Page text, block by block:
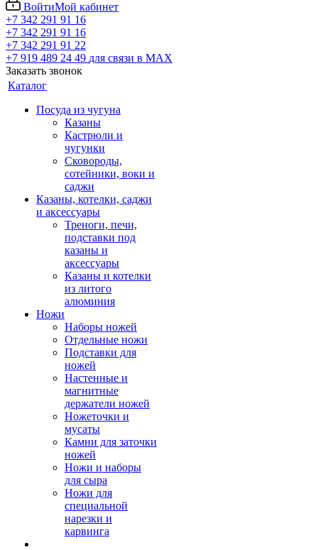
ВойтиМой кабинет
+7 342 291 91 16
+7 342 291 91 16
+7 342 291 91 22
+7 919 489 24 49 для связи в МАХ
Заказать звонок
Каталог
Посуда из чугуна
Казаны
Кастрюли и
чугунки
Сковороды,
сотейники, воки и
саджи
Казаны, котелки, саджи
и аксессуары
Треноги, печи,
подставки под
казаны и
аксессуары
Казаны и котелки
из литого
алюминия
Ножи
Наборы ножей
Отдельные ножи
Подставки для
ножей
Настенные и
магнитные
держатели ножей
Ножеточки и
мусаты
Камни для заточки
ножей
Ножи и наборы
для сыра
Ножи для
специальной
нарезки и
карвинга